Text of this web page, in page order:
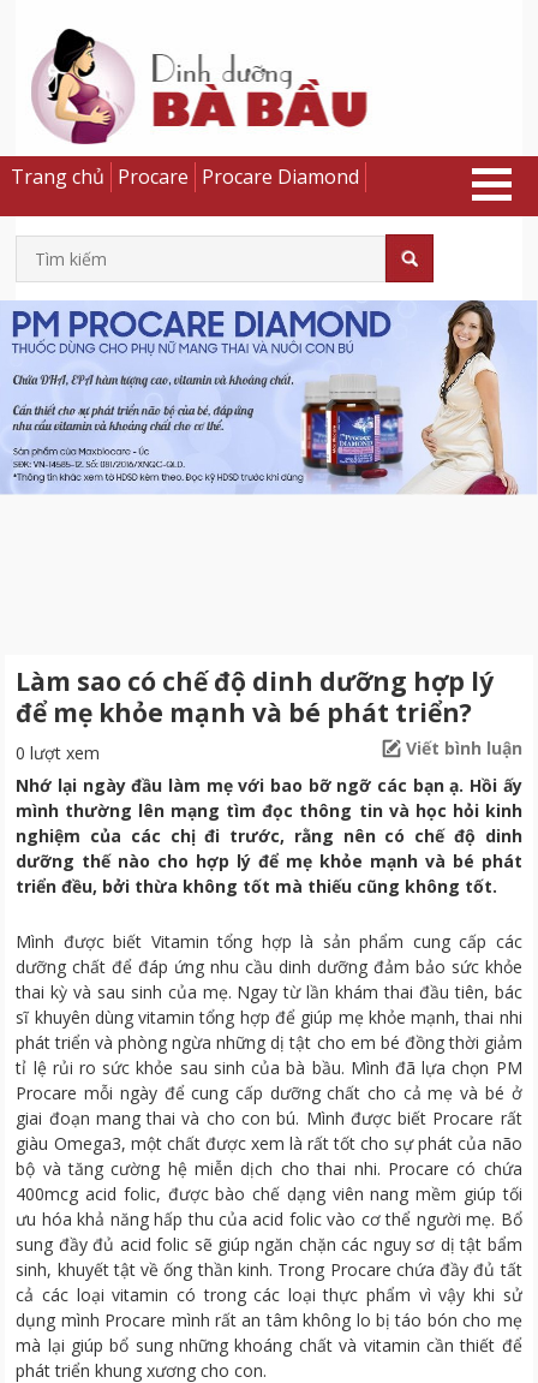
Làm sao có chế độ dinh dưỡng hợp lý
để mẹ khỏe mạnh và bé phát triển?
0 lượt xem
Viết bình luận
Nhớ lại ngày đầu làm mẹ với bao bỡ ngỡ các bạn ạ. Hồi ấy
mình thường lên mạng tìm đọc thông tin và học hỏi kinh
nghiệm của các chị đi trước, rằng nên có chế độ dinh
dưỡng thế nào cho hợp lý để mẹ khỏe mạnh và bé phát
triển đều, bởi thừa không tốt mà thiếu cũng không tốt.
Mình được biết Vitamin tổng hợp là sản phẩm cung cấp các
dưỡng chất để đáp ứng nhu cầu dinh dưỡng đảm bảo sức khỏe
thai kỳ và sau sinh của mẹ. Ngay từ lần khám thai đầu tiên, bác
sĩ khuyên dùng vitamin tổng hợp để giúp mẹ khỏe mạnh, thai nhi
phát triển và phòng ngừa những dị tật cho em bé đồng thời giảm
tỉ lệ rủi ro sức khỏe sau sinh của bà bầu. Mình đã lựa chọn PM
Procare mỗi ngày để cung cấp dưỡng chất cho cả mẹ và bé ở
giai đoạn mang thai và cho con bú. Mình được biết Procare rất
giàu Omega3, một chất được xem là rất tốt cho sự phát của não
bộ và tăng cường hệ miễn dịch cho thai nhi. Procare có chứa
400mcg acid folic, được bào chế dạng viên nang mềm giúp tối
ưu hóa khả năng hấp thu của acid folic vào cơ thể người mẹ. Bổ
sung đầy đủ acid folic sẽ giúp ngăn chặn các nguy sơ dị tật bẩm
sinh, khuyết tật về ống thần kinh. Trong Procare chứa đầy đủ tất
cả các loại vitamin có trong các loại thực phẩm vì vậy khi sử
dụng mình Procare mình rất an tâm không lo bị táo bón cho mẹ
mà lại giúp bổ sung những khoáng chất và vitamin cần thiết để
phát triển khung xương cho con.
Trang chủ Procare Procare Diamond